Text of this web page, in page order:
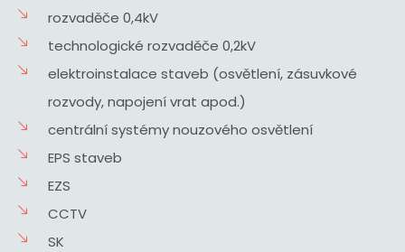
rozvaděče 0,4kV
technologické rozvaděče 0,2kV
elektroinstalace staveb (osvětlení, zásuvkové
rozvody, napojení vrat apod.)
centrální systémy nouzového osvětlení
EPS staveb
EZS
CCTV
SK